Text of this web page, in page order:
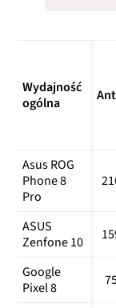
Wydajność
ogólna
Asus ROG
Phone 8
Pro
ASUS
Zenfone 10
Google
Pixel 8